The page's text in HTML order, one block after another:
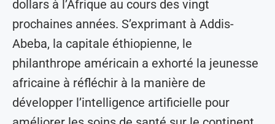
dollars à l’Afrique au cours des vingt
prochaines années. S’exprimant à Addis-
Abeba, la capitale éthiopienne, le
philanthrope américain a exhorté la jeunesse
africaine à réfléchir à la manière de
développer l’intelligence artificielle pour